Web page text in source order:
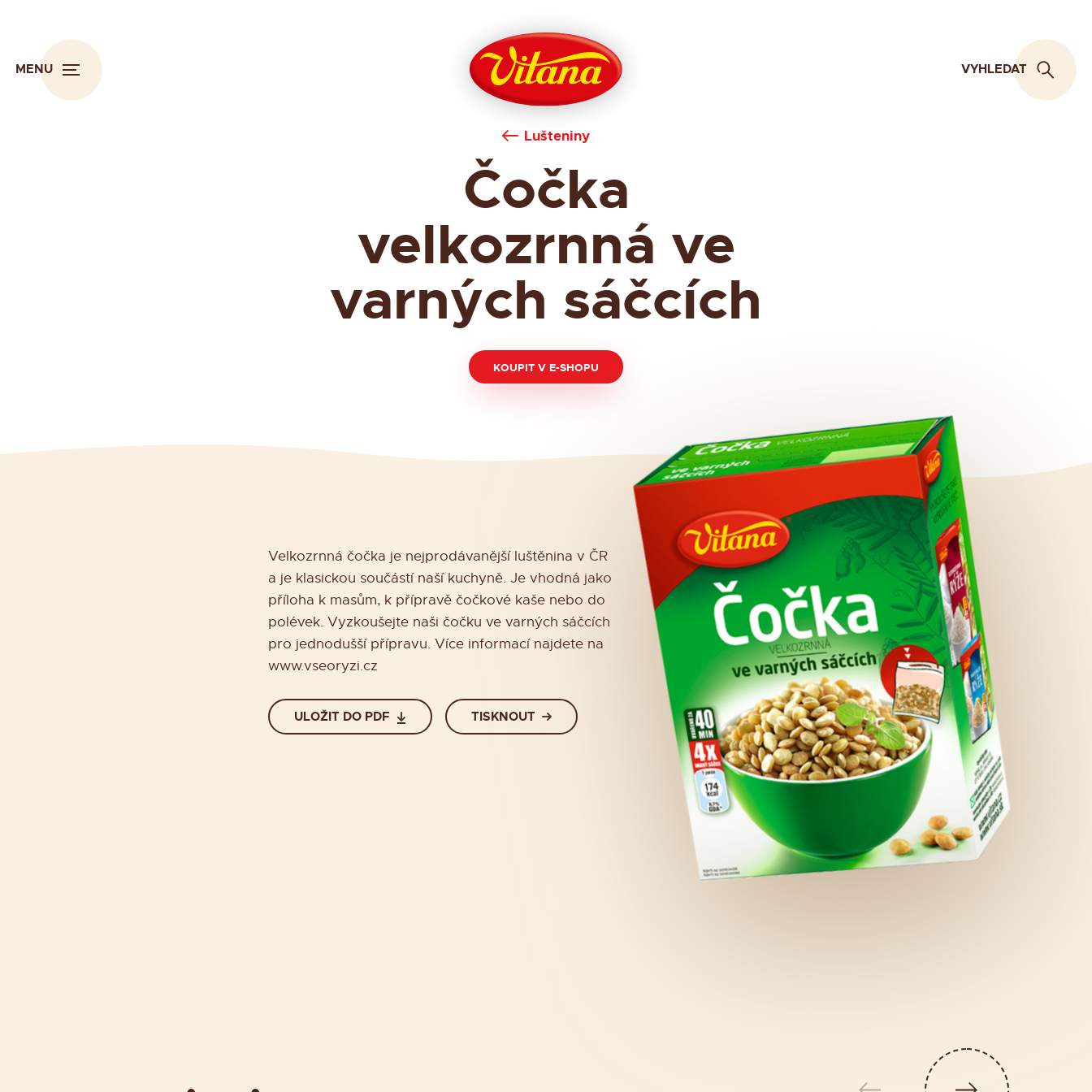
MENU VYHLEDAT
Lušteniny
Čočka
velkozrnná ve
varných sáčcích
KOUPIT V E-SHOPU
Velkozrnná čočka je nejprodávanější luštěnina v ČR
a je klasickou součástí naší kuchyně. Je vhodná jako
příloha k masům, k přípravě čočkové kaše nebo do
polévek. Vyzkoušejte naši čočku ve varných sáčcích
pro jednodušší přípravu. Více informací najdete na
www.vseoryzi.cz
ULOŽIT DO PDF TISKNOUT